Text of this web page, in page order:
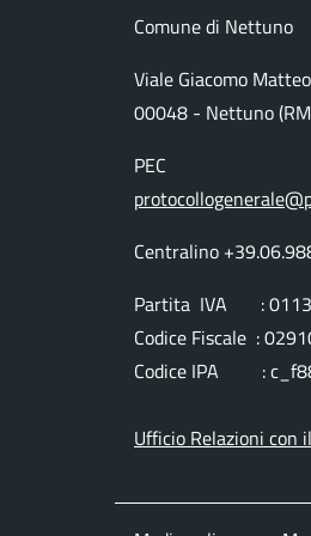
Comune di Nettuno
Viale Giacomo
00048 - Nettuno
PEC
Centralino
Partita IVA :
Codice Fiscale :
Codice IPA :
Ufficio Relazioni con